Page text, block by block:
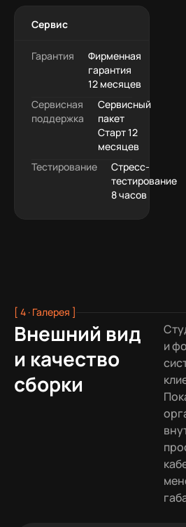
Сервис
Гарантия
Фирменная
гарантия
12 месяцев
Сервисная
поддержка
Сервисный
пакет
Старт 12
месяцев
Тестирование
Стресс-
тестирование
8 часов
[ 4 · Галерея ]
Внешний вид
и качество
сборки
и